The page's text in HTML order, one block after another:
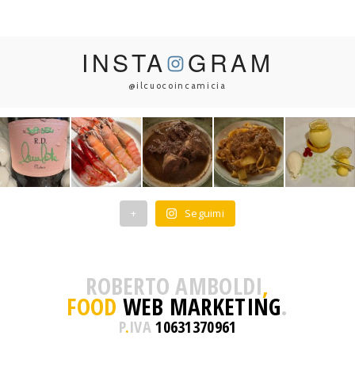
INSTA GRAM
@ilcuocoincamicia
+ Seguimi
ROBERTO AMBOLDI,
FOOD WEB MARKETING.
P.IVA10631370961